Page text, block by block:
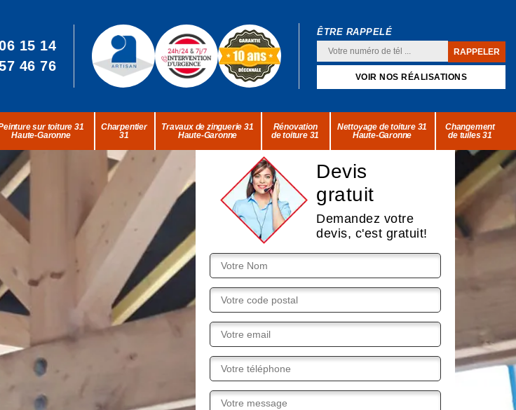
15 14
46 76
ÊTRE RAPPELÉ
VOIR NOS RÉALISATIONS
sur toiture 31
Haute-Garonne
Charpentier
31
Travaux de zinguerie 31
Haute-Garonne
Rénovation
de toiture 31
Nettoyage de toiture 31
Haute-Garonne
Changement
de tuiles 31
Devis
gratuit
Demandez votre
devis, c'est gratuit!